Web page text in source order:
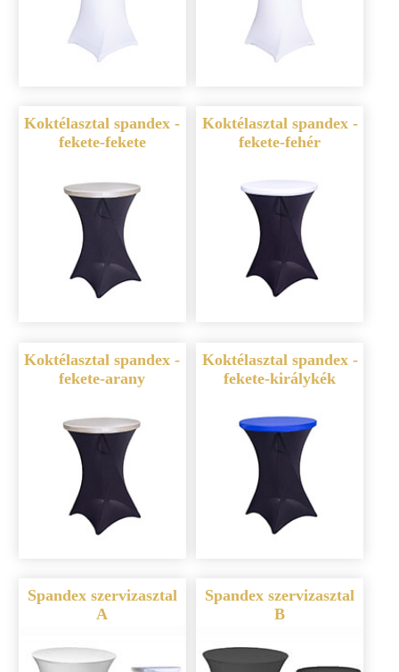
Koktélasztal spandex -
fekete-fekete
Koktélasztal spandex -
fekete-fehér
Koktélasztal spandex -
fekete-arany
Koktélasztal spandex -
fekete-királykék
Spandex szervizasztal
A
Spandex szervizasztal
B